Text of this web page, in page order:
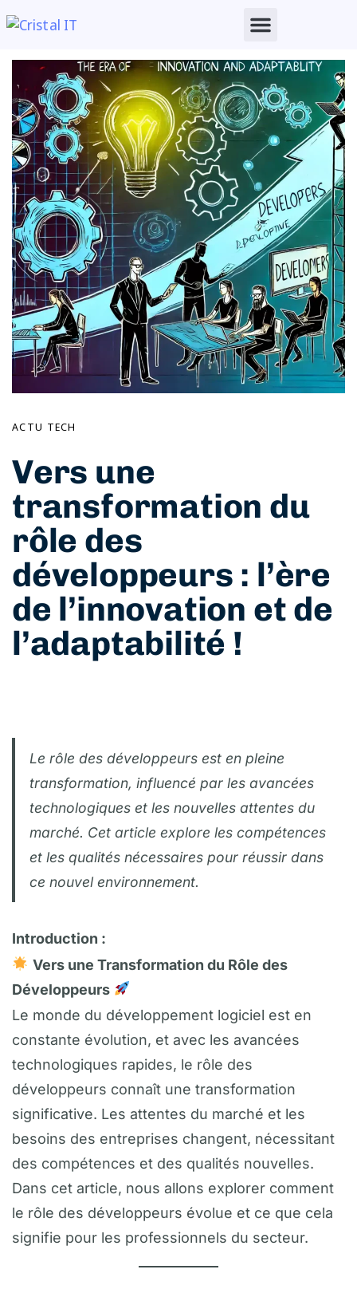
IN:
ACTU TECH
Vers une
transformation du
rôle des
développeurs : l’ère
de l’innovation et de
l’adaptabilité !
Le rôle des développeurs est en pleine
transformation, influencé par les avancées
technologiques et les nouvelles attentes du
marché. Cet article explore les compétences
et les qualités nécessaires pour réussir dans
ce nouvel environnement.
Introduction :
Vers une Transformation du Rôle des
Développeurs
Le monde du développement logiciel est en
constante évolution, et avec les avancées
technologiques rapides, le rôle des
développeurs connaît une transformation
significative. Les attentes du marché et les
besoins des entreprises changent, nécessitant
des compétences et des qualités nouvelles.
Dans cet article, nous allons explorer comment
le rôle des développeurs évolue et ce que cela
signifie pour les professionnels du secteur.